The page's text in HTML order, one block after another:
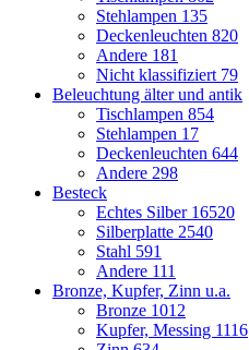
Stehlampen 135
Deckenleuchten 820
Andere 181
Nicht klassifiziert 79
Beleuchtung älter und antik
Tischlampen 854
Stehlampen 17
Deckenleuchten 644
Andere 298
Besteck
Echtes Silber 16520
Silberplatte 2540
Stahl 591
Andere 111
Bronze, Kupfer, Zinn u.a.
Bronze 1012
Kupfer, Messing 1116